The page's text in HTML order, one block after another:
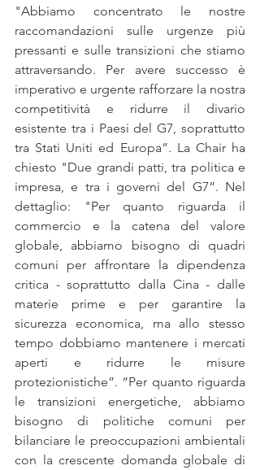
"Abbiamo concentrato le nostre
raccomandazioni sulle urgenze più
pressanti e sulle transizioni che stiamo
attraversando. Per avere successo è
imperativo e urgente rafforzare la nostra
competitività e ridurre il divario
esistente tra i Paesi del G7, soprattutto
tra Stati Uniti ed Europa”. La Chair ha
chiesto "Due grandi patti, tra politica e
impresa, e tra i governi del G7”. Nel
dettaglio: "Per quanto riguarda il
commercio e la catena del valore
globale, abbiamo bisogno di quadri
comuni per affrontare la dipendenza
critica - soprattutto dalla Cina - dalle
materie prime e per garantire la
sicurezza economica, ma allo stesso
tempo dobbiamo mantenere i mercati
aperti e ridurre le misure
protezionistiche”. “Per quanto riguarda
le transizioni energetiche, abbiamo
bisogno di politiche comuni per
bilanciare le preoccupazioni ambientali
con la crescente domanda globale di